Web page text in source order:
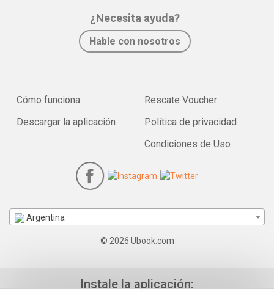
¿Necesita ayuda?
Hable con nosotros
Cómo funciona
Descargar la aplicación
Rescate Voucher
Política de privacidad
Condiciones de Uso
Argentina
© 2026 Ubook.com
Instale la aplicación: